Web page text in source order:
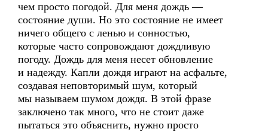
чем просто погодой. Для меня дождь —
состояние души. Но это состояние не имеет
ничего общего с ленью и сонностью,
которые часто сопровождают дождливую
погоду. Дождь для меня несет обновление
и надежду. Капли дождя играют на асфальте,
создавая неповторимый шум, который
мы называем шумом дождя. В этой фразе
заключено так много, что не стоит даже
пытаться это объяснить, нужно просто